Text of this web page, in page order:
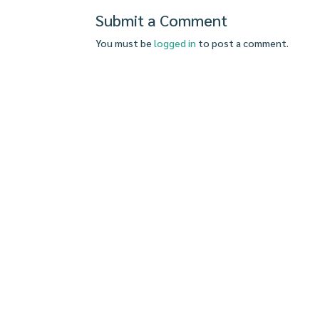
Submit a Comment
You must belogged in to post a comment.